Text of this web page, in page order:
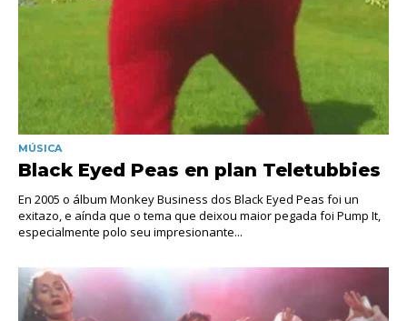
MÚSICA
Black Eyed Peas en plan Teletubbies
En 2005 o álbum Monkey Business dos Black Eyed Peas foi un
exitazo, e aínda que o tema que deixou maior pegada foi Pump It,
especialmente polo seu impresionante...